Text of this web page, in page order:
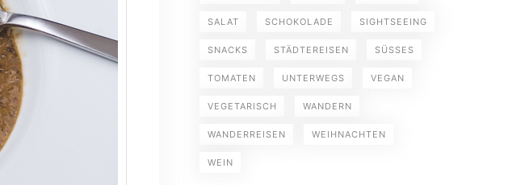
SALAT SCHOKOLADE SIGHTSEEING
SNACKS STÄDTEREISEN SÜSSES
TOMATEN UNTERWEGS VEGAN
VEGETARISCH WANDERN
WANDERREISEN WEIHNACHTEN
WEIN